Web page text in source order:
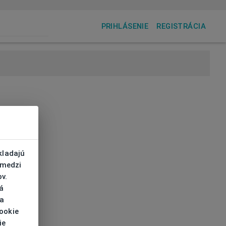
PRIHLÁSENIE REGISTRÁCIA